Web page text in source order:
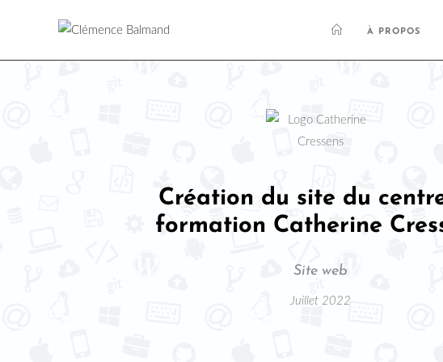
À PROPOS
Création du site du
formation Catherine
Site web
Juillet 2022